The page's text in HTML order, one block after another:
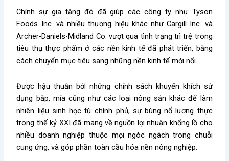
Chính sự gia tăng đó đã giúp các công ty như Tyson
Foods Inc. và nhiều thương hiệu khác như Cargill Inc. và
Archer-Daniels-Midland Co. vượt qua tình trạng trì trệ trong
tiêu thụ thực phẩm ở các nền kinh tế đã phát triển, bằng
cách chuyển mục tiêu sang những nền kinh tế mới nổi.
Được hậu thuẫn bởi những chính sách khuyến khích sử
dụng bắp, mía cũng như các loại nông sản khác để làm
nhiên liệu sinh học từ chính phủ, sự bùng nổ lương thực
trong thế kỷ XXI đã mang về nguồn lợi nhuận khổng lồ cho
nhiều doanh nghiệp thuộc mọi ngóc ngách trong chuỗi
cung ứng, và góp phần toàn cầu hóa nền nông nghiệp.